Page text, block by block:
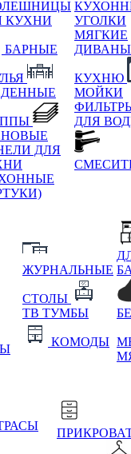
КУХНИ
БАРНЫЕ
ДЛЯ
УГОЛКИ
МЯГКИЕ
КУХНЮ
МОЙКИ
ДЛЯ
ЖУРНАЛЬНЫЕ
СТОЛЫ
ТВ ТУМБЫ
КОМОДЫ